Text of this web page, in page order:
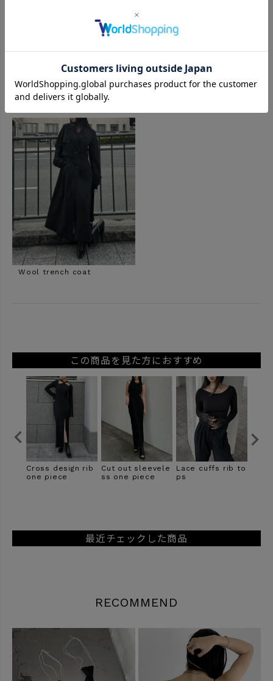
COORDINATE ITEM
Wool trench coat
この商品を見た方におすすめ
Cross design rib
one piece
Cut out sleevele
ss one piece
Lace cuffs rib to
ps
最近チェックした商品
RECOMMEND